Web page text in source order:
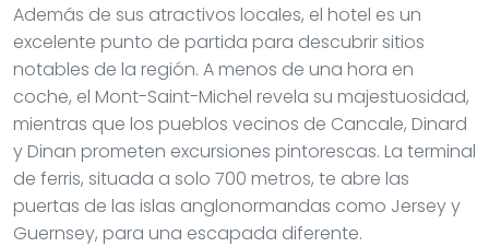
Además de sus atractivos locales, el hotel es un
excelente punto de partida para descubrir sitios
notables de la región. A menos de una hora en
coche, el Mont-Saint-Michel revela su majestuosidad,
mientras que los pueblos vecinos de Cancale, Dinard
y Dinan prometen excursiones pintorescas. La terminal
de ferris, situada a solo 700 metros, te abre las
puertas de las islas anglonormandas como Jersey y
Guernsey, para una escapada diferente.